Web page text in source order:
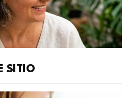
SITIO